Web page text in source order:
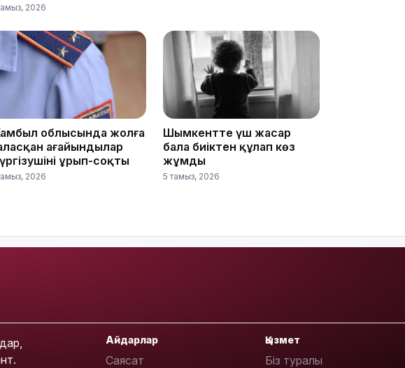
2026
облысында жолға
ағайындылар
ұрып-соқты
2026
Шымкентте үш жасар
бала биіктен құлап көз
жұмды
5 тамыз, 2026
10:05
Айдарлар
Саясат
Қызмет
Біз туралы